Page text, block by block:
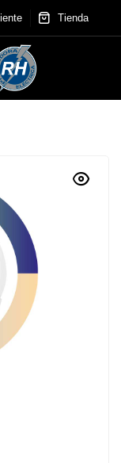
Tienda